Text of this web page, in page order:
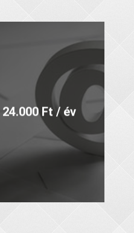
24.000 Ft / év